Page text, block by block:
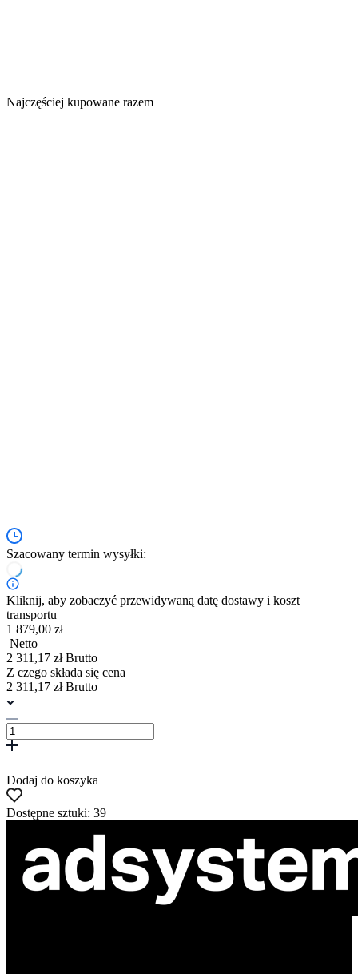
Najczęściej kupowane razem
Szacowany termin wysyłki:
Kliknij, aby zobaczyć przewidywaną datę dostawy i koszt
transportu
1 879,00 zł
Netto
2 311,17 zł Brutto
Z czego składa się cena
2 311,17 zł Brutto
Dodaj do koszyka
Dostępne sztuki: 39